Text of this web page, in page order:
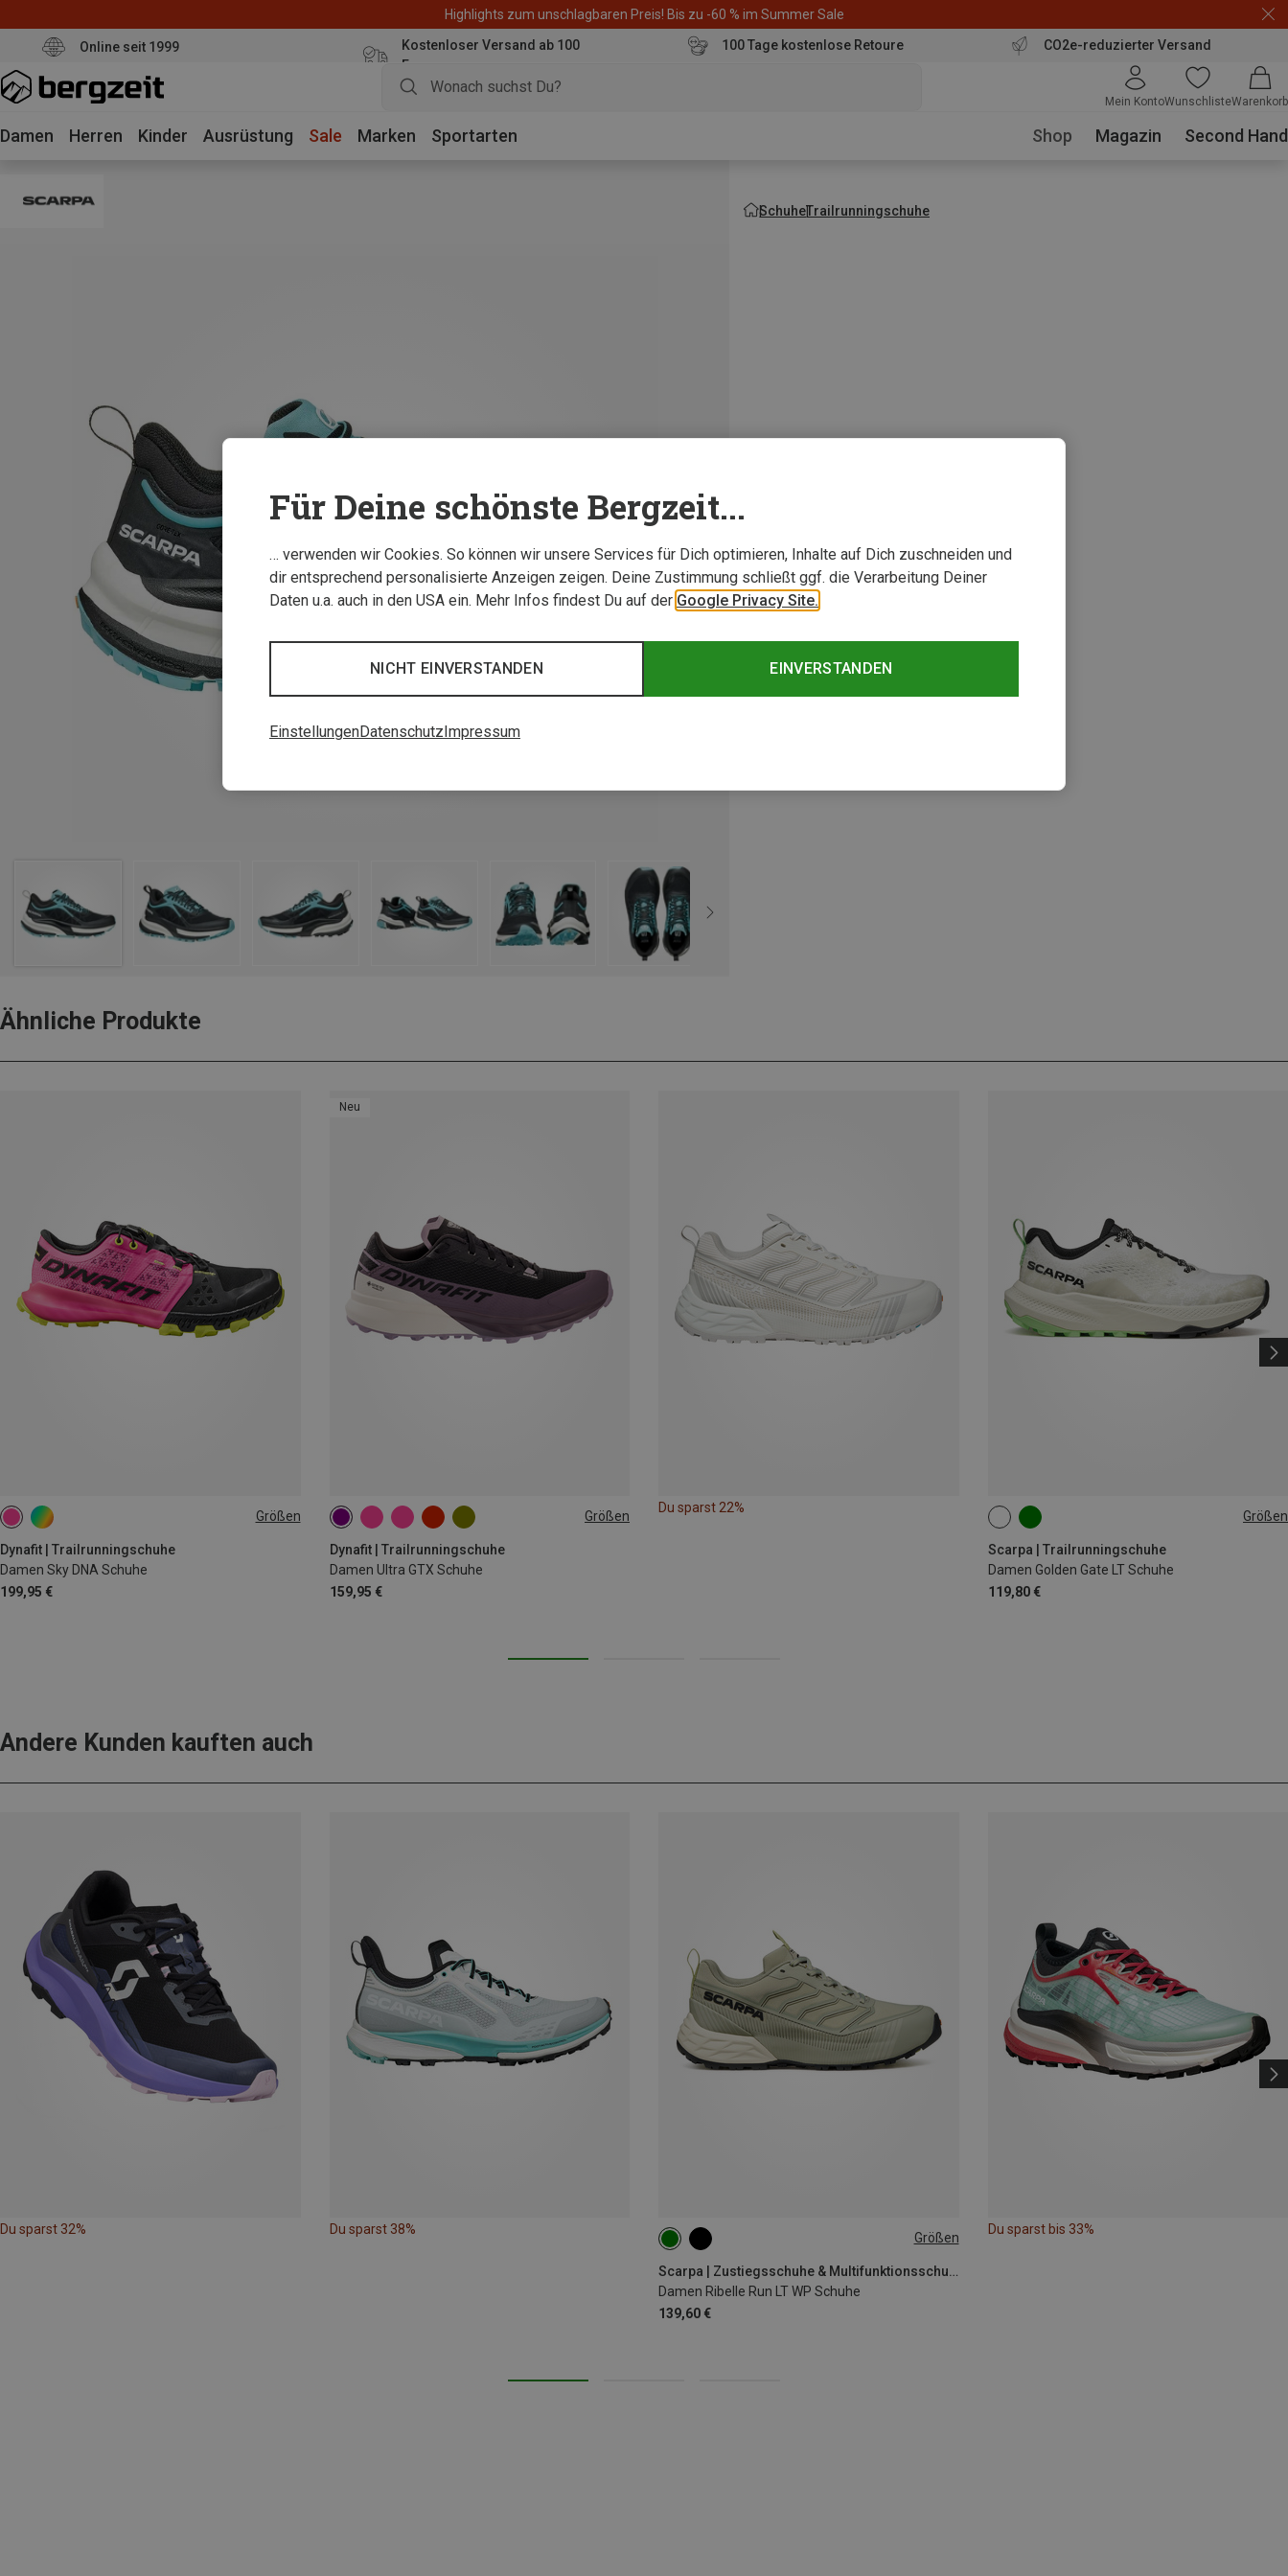
Highlights zum unschlagbaren Preis! Bis zu -60 % im Summer Sale
Online seit 1999
Kostenloser Versand ab 100
Euro
100 Tage kostenlose Retoure CO2e-reduzierter Versand
Mein KontoWunschlisteWarenkorb
Damen Herren Kinder Ausrüstung Sale Marken Sportarten Shop Magazin Second Hand
SchuheTrailrunningschuhe
Ähnliche Produkte
Größen
Dynafit | Trailrunningschuhe
Damen Sky DNA Schuhe
199,95 €
Neu
Größen
Dynafit | Trailrunningschuhe
Damen Ultra GTX Schuhe
159,95 €
Du sparst 22%
Größen
Scarpa | Trailrunningschuhe
Damen Golden Gate LT Schuhe
119,80 €
Andere Kunden kauften auch
Du sparst 32% Du sparst 38%
Größen
Scarpa | Zustiegsschuhe & Multifunktionsschuhe
Damen Ribelle Run LT WP Schuhe
139,60 €
Du sparst bis 33%
Für Deine schönste Bergzeit...
… verwenden wir Cookies. So können wir unsere Services für Dich optimieren, Inhalte auf Dich zuschneiden und
dir entsprechend personalisierte Anzeigen zeigen. Deine Zustimmung schließt ggf. die Verarbeitung Deiner
Daten u.a. auch in den USA ein. Mehr Infos findest Du auf der Google Privacy Site.
EINVERSTANDEN
NICHT EINVERSTANDEN
EinstellungenDatenschutz Impressum